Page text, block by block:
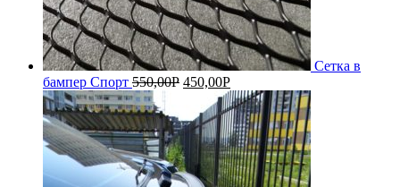
Сетка в
бампер Спорт 550,00Р 450,00Р